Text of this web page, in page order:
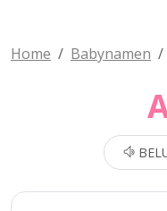
Home Babynamen